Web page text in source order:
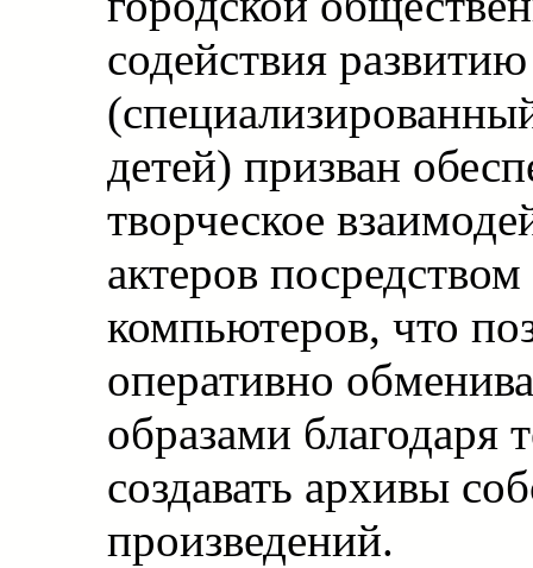
содействия
детей) призван
творческое
актеров
компьютеров, что
оперативно
образами благодаря
создавать архивы
произведений.